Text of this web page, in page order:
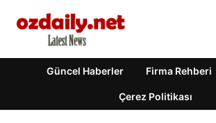
Güncel Haberler Firma Rehberi
Çerez Politikası